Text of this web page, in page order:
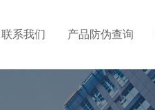
联系我们 产品防伪查询